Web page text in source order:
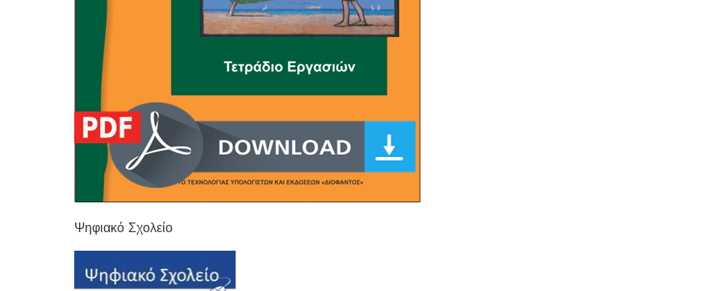
Ψηφιακό Σχολείο